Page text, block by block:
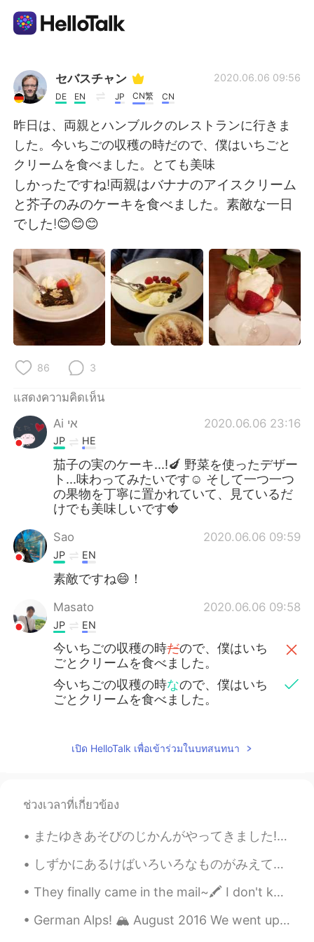
แอปแลกเปลี่ยนทางภาษา
AI Grammar Checker
ไทย
English 简体中文
繁體中文 Español
العربية Français
Deutsch 日本語
Türkçe
Português
セバスチャン
DE EN JP CN繁 CN
2020.06.06 09:56
昨日は、両親とハンブルクのレストランに行きま
した。今いちごの収穫の時だので、僕はいちごと
クリームを食べました。とても美味
しかったですね!両親はバナナのアイスクリーム
と芥子のみのケーキを食べました。素敵な一日
でした!😊😊😊
86 3
แสดงความคิดเห็น
Ai אי
2020.06.06 23:16
JP HE
茄子の実のケーキ...!🍆 野菜を使ったデザー
ト...味わってみたいです☺️ そして一つ一つ
の果物を丁寧に置かれていて、見ているだ
けでも美味しいです🍓
Sao 2020.06.06 09:59
JP EN
素敵ですね😄！
Masato 2020.06.06 09:58
JP EN
今いちごの収穫の時だので、僕はいち
ごとクリームを食べました。
今いちごの収穫の時なので、僕はいち
ごとクリームを食べました。
เปิด HelloTalk เพื่อเข้าร่วมในบทสนทนา
ช่วงเวลาที่เกี่ยวข้อง
またゆきあそびのじかんがやってきました! - Time to play in the snow again! 😎❄ My first ski outing of the season was ...
しずかにあるけばいろいろなものがみえてきます。- If you walk quietly you can see many things. 🐾 July 10 hike - episode 4...
They finally came in the mail~🖍️ I don't know why but I can study better when I use aesthetic pl...
German Alps! 🏔 August 2016 We went up to see the Zugspitze, Germany‘s highest mountain at 2,962m ...